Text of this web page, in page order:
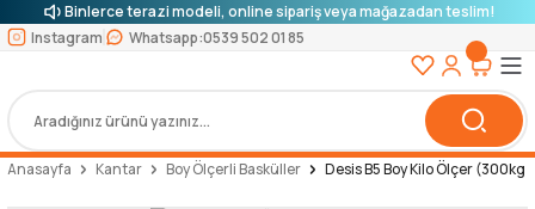
Binlerce terazi modeli, online sipariş veya mağazadan teslim!
Instagram
Whatsapp:0539 502 01 85
Anasayfa Kantar Boy Ölçerli Basküller Desis B5 Boy Kilo Ölçer (300kg